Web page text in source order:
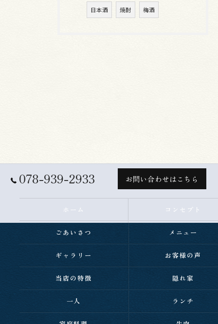
日本酒 焼酎 梅酒
078-939-2933 お問い合わせはこちら
ホーム コンセプト
ごあいさつ メニュー
ギャラリー お客様の声
当店の特徴 隠れ家
一人 ランチ